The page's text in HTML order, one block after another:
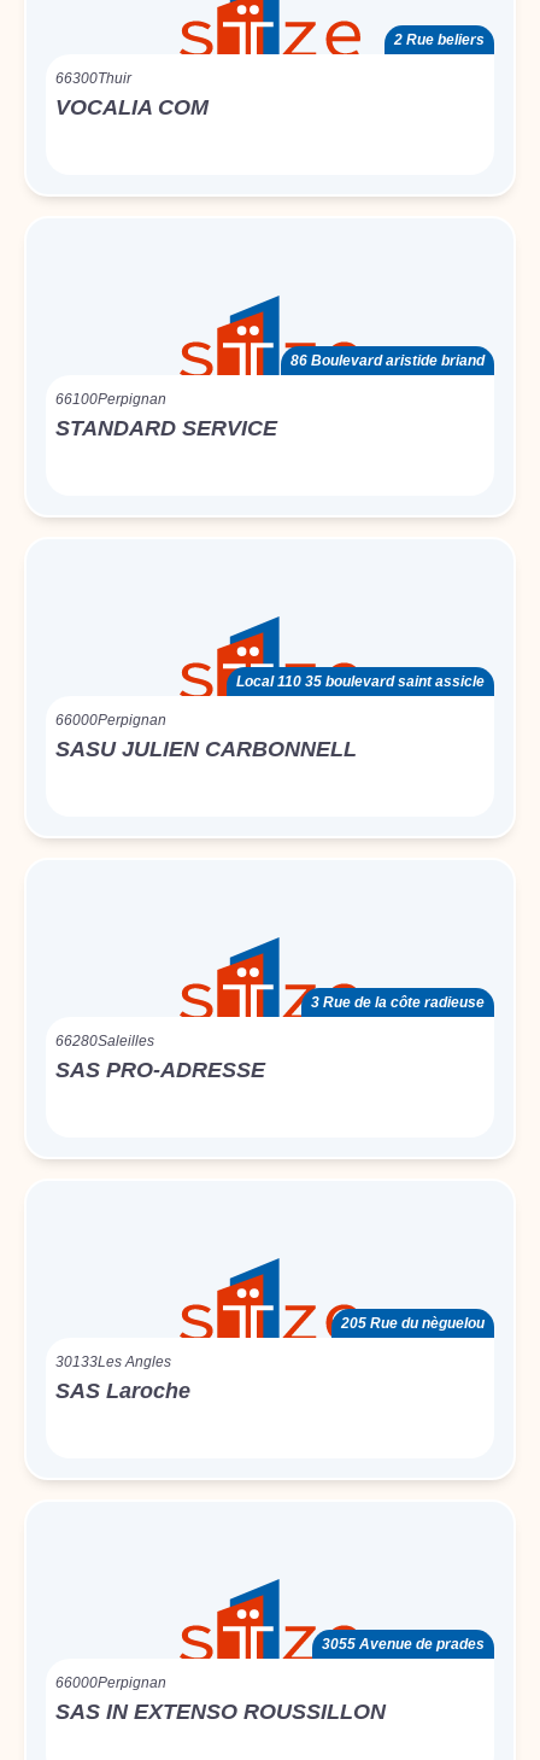
2 Rue beliers
66300Thuir
VOCALIA COM
86 Boulevard aristide briand
66100Perpignan
STANDARD SERVICE
Local 110 35 boulevard saint assicle
66000Perpignan
SASU JULIEN CARBONNELL
3 Rue de la côte radieuse
66280Saleilles
SAS PRO-ADRESSE
205 Rue du nèguelou
30133Les Angles
SAS Laroche
3055 Avenue de prades
66000Perpignan
SAS IN EXTENSO ROUSSILLON